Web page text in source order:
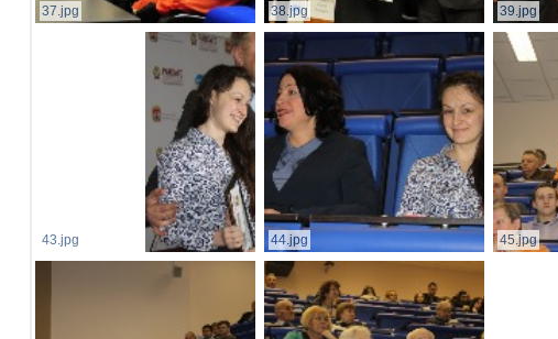
37.jpg 38.jpg 39.jpg
43.jpg 44.jpg 45.jpg